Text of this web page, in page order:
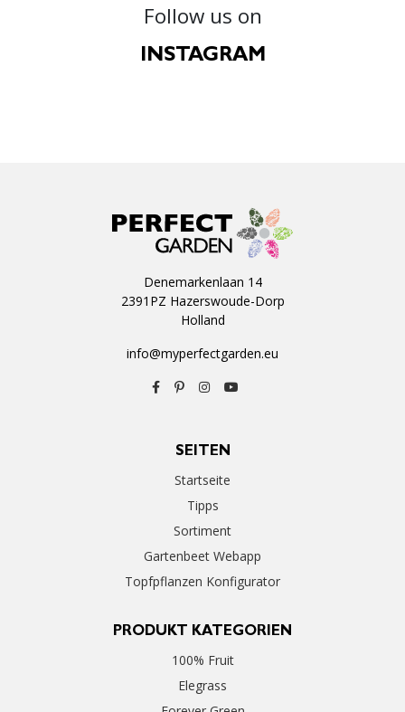
Follow us on
INSTAGRAM
Denemarkenlaan 14
2391PZ Hazerswoude-Dorp
Holland
info@myperfectgarden.eu
SEITEN
Startseite
Tipps
Sortiment
Gartenbeet Webapp
Topfpflanzen Konfigurator
PRODUKT KATEGORIEN
100% Fruit
Elegrass